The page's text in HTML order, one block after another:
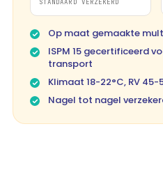
STANDAARD VERZEKERD
Op maat gemaakte
ISPM 15 gecertificeerd
transport
Klimaat 18-22°C, RV 45-
Nagel tot nagel